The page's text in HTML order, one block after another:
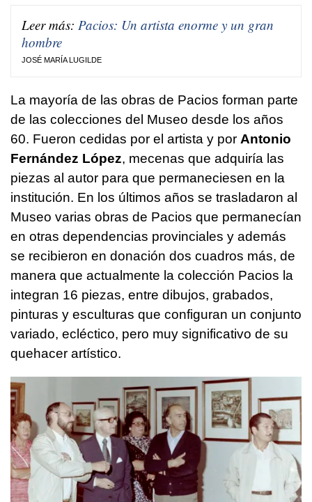
Leer más: Pacios: Un artista enorme y un gran
hombre
JOSÉ MARÍA LUGILDE
La mayoría de las obras de Pacios forman parte
de las colecciones del Museo desde los años
60. Fueron cedidas por el artista y por Antonio
Fernández López, mecenas que adquiría las
piezas al autor para que permaneciesen en la
institución. En los últimos años se trasladaron al
Museo varias obras de Pacios que permanecían
en otras dependencias provinciales y además
se recibieron en donación dos cuadros más, de
manera que actualmente la colección Pacios la
integran 16 piezas, entre dibujos, grabados,
pinturas y esculturas que configuran un conjunto
variado, ecléctico, pero muy significativo de su
quehacer artístico.